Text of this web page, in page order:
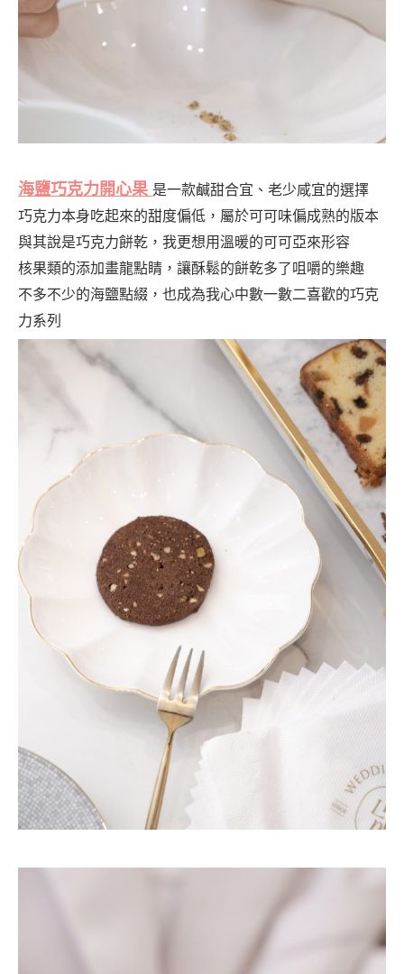
海鹽巧克力開心果 是一款鹹甜合宜、老少咸宜的選擇
巧克力本身吃起來的甜度偏低，屬於可可味偏成熟的版本
與其說是巧克力餅乾，我更想用溫暖的可可亞來形容
核果類的添加畫龍點睛，讓酥鬆的餅乾多了咀嚼的樂趣
不多不少的海鹽點綴，也成為我心中數一數二喜歡的巧克
力系列